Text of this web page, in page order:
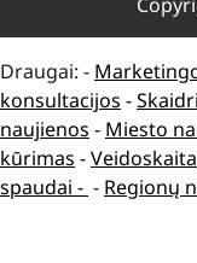
Draugai: -
konsultacijos -
naujienos - Miesto
kūrimas -Veidoskaita
spaudai - - Regionų